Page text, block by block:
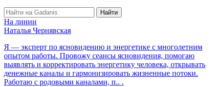
На линии
Наталья Чернявская
Я — эксперт по ясновидению и энергетике с многолетним
опытом работы. Провожу сеансы ясновидения, помогаю
выявлять и корректировать энергетику человека, открывать
денежные каналы и гармонизировать жизненные потоки.
Работаю с родовыми каналами, п.. .